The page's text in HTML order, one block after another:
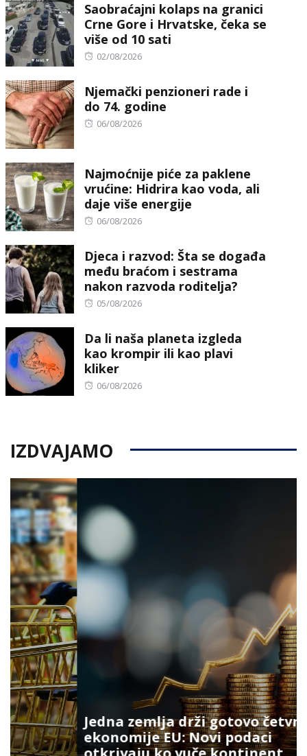
Saobraćajni kolaps na granici
Crne Gore i Hrvatske, čeka se
više od 10 sati
Posted
02/08/2026
Njemački penzioneri rade i
do 74. godine
Posted
06/08/2026
Najmoćnije piće za paklene
vrućine: Hidrira kao voda, ali
daje više energije
Posted
06/08/2026
Djeca i razvod: Šta se događa
među braćom i sestrama
nakon razvoda roditelja?
Posted
05/08/2026
Da li naša planeta izgleda
kao krompir ili kao plavi
kliker
Posted
06/08/2026
IZDVAJAMO
Jedna zemlja drži gotovo četvrtinu
ekonomije EU: Novi podaci